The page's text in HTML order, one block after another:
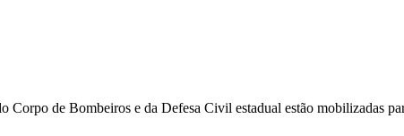
Corpo de Bombeiros e da Defesa Civil estadual estão mobilizadas